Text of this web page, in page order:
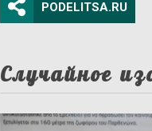
PODELITSA.RU
Случайное